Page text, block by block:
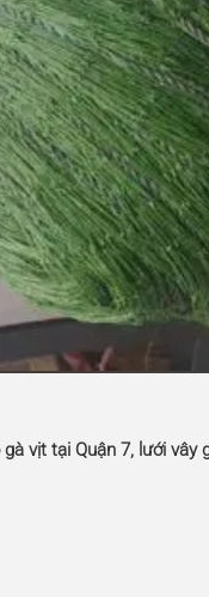
vịt tại Quận 7, lưới vây